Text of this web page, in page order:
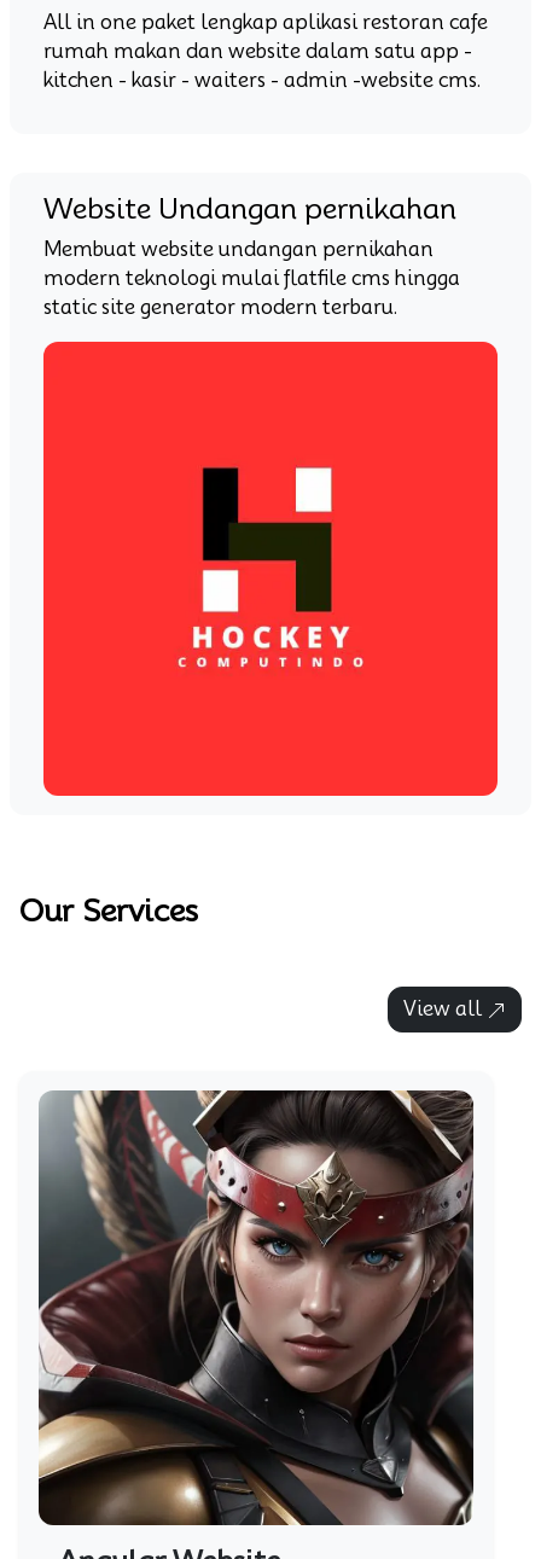
All in one paket lengkap aplikasi restoran cafe
rumah makan dan website dalam satu app -
kitchen - kasir - waiters - admin -website cms.
Website Undangan pernikahan
Membuat website undangan pernikahan
modern teknologi mulai flatfile cms hingga
static site generator modern terbaru.
Our Services
View all